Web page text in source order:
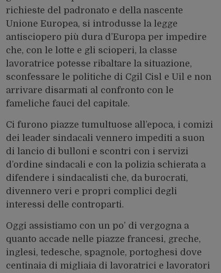
richieste del padronato e della nascente
Unione Europea, si introdusse la legge
antisciopero più dura d’Europa per impedire
che, con le lotte e gli scioperi, la classe
lavoratrice potesse ribaltare la situazione,
sconfessare le politiche di Cgil Cisl e Uil e non
arrivare disarmati al confronto con le
fameliche fauci del capitale.
Ci furono piazze tumultuose all’epoca, i comizi
dei leader sindacali vennero impediti a suon
di lancio di bulloni e scontri con i servizi
d’ordine sindacali e con la polizia schierata a
difendere i sindacalisti che, da burocrati,
divennero veri e propri complici degli
interessi delle controparti.
Oggi assistiamo con un po’ di vergogna a
quanto accade nelle piazze francesi, greche,
inglesi, tedesche, spagnole, portoghesi dove
centinaia di migliaia di lavoratrici e lavoratori